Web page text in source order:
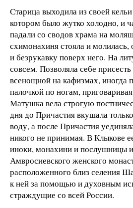
Старица выходила из своей
котором было жутко холодно, и
падали со сводов храма на
схимонахиня стояла и молилась,
и безрукавку поверх него. На
совсем. Позволяла себе
всенощной на кафизмах, иногда
палочкой по ногам,
Матушка вела строгую
дня до Причастия вкушала
воду, а после Причастия
никого не принимая. В Клыкове
иноки, монахини и послушницы
Амвросиевского женского
расположенного близ селения
к ней за помощью и духовным
страждущие со всей России.